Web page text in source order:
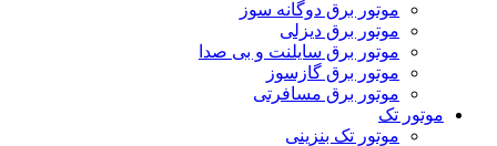
موتور برق دوگانه سوز
موتور برق دیزلی
موتور برق سایلنت و بی صدا
موتور برق گازسوز
موتور برق مسافرتی
موتور تک
موتور تک بنزینی